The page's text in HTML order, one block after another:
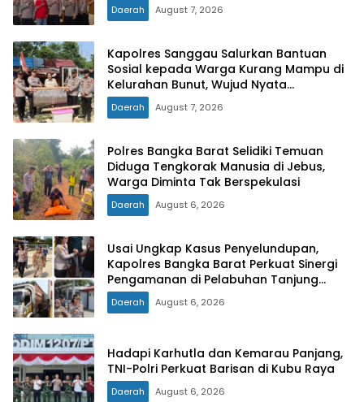
Daerah August 7, 2026
Kapolres Sanggau Salurkan Bantuan
Sosial kepada Warga Kurang Mampu di
Kelurahan Bunut, Wujud Nyata
Kepedulian Polri Hadir untuk Masyarakat
Daerah August 7, 2026
Polres Bangka Barat Selidiki Temuan
Diduga Tengkorak Manusia di Jebus,
Warga Diminta Tak Berspekulasi
Daerah August 6, 2026
Usai Ungkap Kasus Penyelundupan,
Kapolres Bangka Barat Perkuat Sinergi
Pengamanan di Pelabuhan Tanjung
Kalian
Daerah August 6, 2026
Hadapi Karhutla dan Kemarau Panjang,
TNI-Polri Perkuat Barisan di Kubu Raya
Daerah August 6, 2026